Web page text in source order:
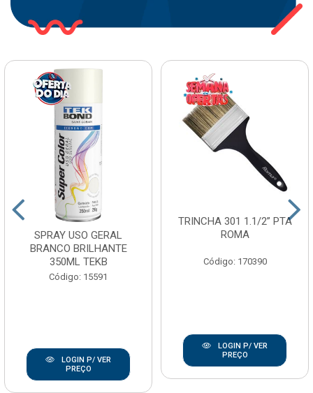
SPRAY USO GERAL
BRANCO BRILHANTE
350ML TEKB
Código: 15591
LOGIN P/ VER
PREÇO
TRINCHA 301 1.1/2” PTA
ROMA
Código: 170390
LOGIN P/ VER
PREÇO